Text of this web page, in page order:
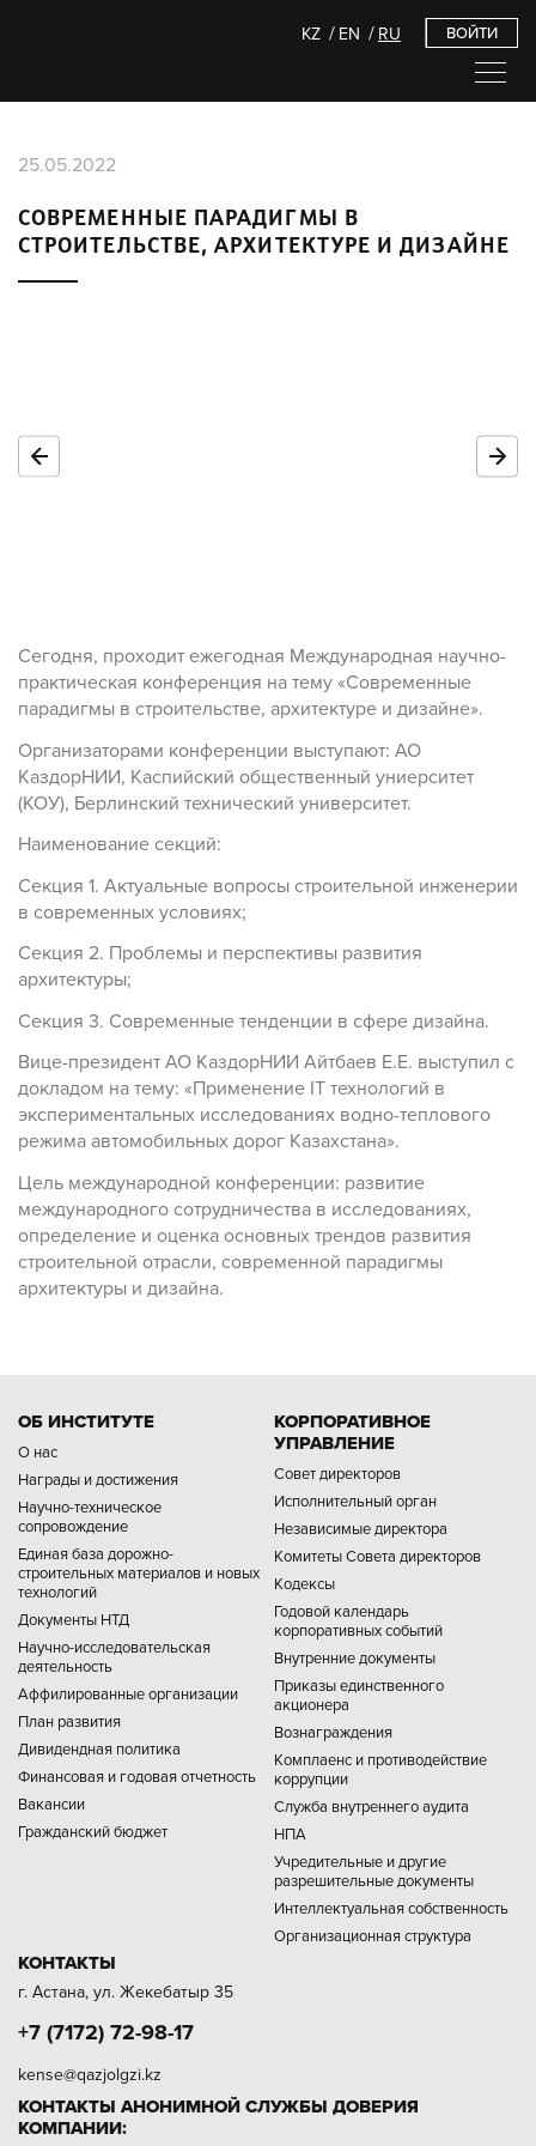
KZ EN RU ВОЙТИ
25.05.2022
СОВРЕМЕННЫЕ ПАРАДИГМЫ В
СТРОИТЕЛЬСТВЕ, АРХИТЕКТУРЕ И ДИЗАЙНЕ
Сегодня, проходит ежегодная Международная научно-
практическая конференция на тему «Современные
парадигмы в строительстве, архитектуре и дизайне».
Организаторами конференции выступают: АО
КаздорНИИ, Каспийский общественный униерситет
(КОУ), Берлинский технический университет.
Наименование секций:
Секция 1. Актуальные вопросы строительной инженерии
в современных условиях;
Секция 2. Проблемы и перспективы развития
архитектуры;
Секция 3. Современные тенденции в сфере дизайна.
Вице-президент АО КаздорНИИ Айтбаев Е.Е. выступил с
докладом на тему: «Применение ІТ технологий в
экспериментальных исследованиях водно-теплового
режима автомобильных дорог Казахстана».
Цель международной конференции: развитие
международного сотрудничества в исследованиях,
определение и оценка основных трендов развития
строительной отрасли, современной парадигмы
архитектуры и дизайна.
ОБ ИНСТИТУТЕ
О нас
Награды и достижения
Научно-техническое
сопровождение
Единая база дорожно-
строительных материалов и новых
технологий
Документы НТД
Научно-исследовательская
деятельность
Аффилированные организации
План развития
Дивидендная политика
Финансовая и годовая отчетность
Вакансии
Гражданский бюджет
КОРПОРАТИВНОЕ
УПРАВЛЕНИЕ
Совет директоров
Исполнительный орган
Независимые директора
Комитеты Совета директоров
Кодексы
Годовой календарь
корпоративных событий
Внутренние документы
Приказы единственного
акционера
Вознаграждения
Комплаенс и противодействие
коррупции
Служба внутреннего аудита
НПА
Учредительные и другие
разрешительные документы
Интеллектуальная собственность
Организационная структура
КОНТАКТЫ
г. Астана, ул. Жекебатыр 35
+7 (7172) 72-98-17
kense@qazjolgzi.kz
КОНТАКТЫ АНОНИМНОЙ СЛУЖБЫ ДОВЕРИЯ
КОМПАНИИ: